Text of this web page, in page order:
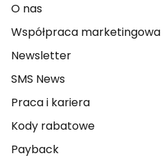
O nas
Współpraca marketingowa
Newsletter
SMS News
Praca i kariera
Kody rabatowe
Payback